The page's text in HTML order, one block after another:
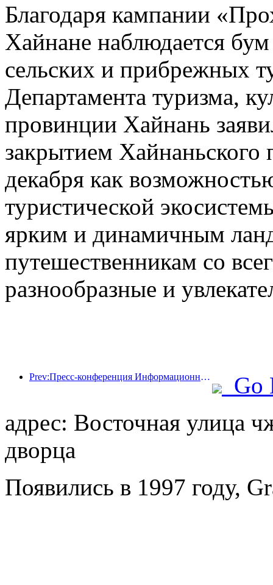
Благодаря кампании
Хайнане наблюдается
сельских и прибрежных
Департамента туризма,
провинции Хайнань
закрытием Хайнаньского
декабря как
туристической
ярким и динамичным
путешественникам со
разнообразные и
Prev:Пресс-конференция Информационного бюро Госсовета: доходы моей страны от трансграничных поездок увеличились на 42% в первой половине этого года
Go
адрес: Восточная улица
дворца
Появились в 1997 году,